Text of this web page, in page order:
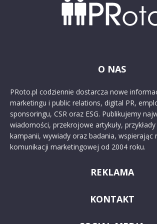
O NAS
PRoto.pl codziennie dostarcza nowe
marketingu i public relations, digital PR,
sponsoringu, CSR oraz ESG. Publikujemy
wiadomości, przekrojowe artykuły,
kampanii, wywiady oraz badania, wspierając
komunikacji marketingowej od 2004 roku.
REKLAMA
KONTAKT